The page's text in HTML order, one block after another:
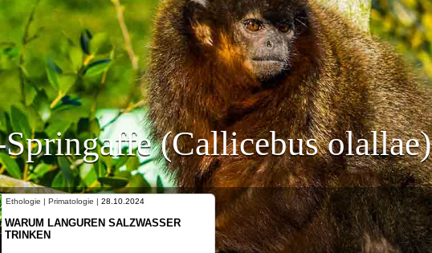
(Callicebus olallae)
Ethologie | Primatologie | 10.10.2024
NEUES VON WEIBLICHEN
SCHOPFGIBBONS UND IHRER
BEWEGUNGSMUSTER